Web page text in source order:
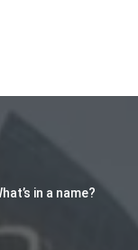
in a name?